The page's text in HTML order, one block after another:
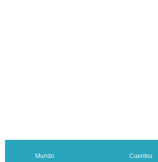
Mundo
Cuentos